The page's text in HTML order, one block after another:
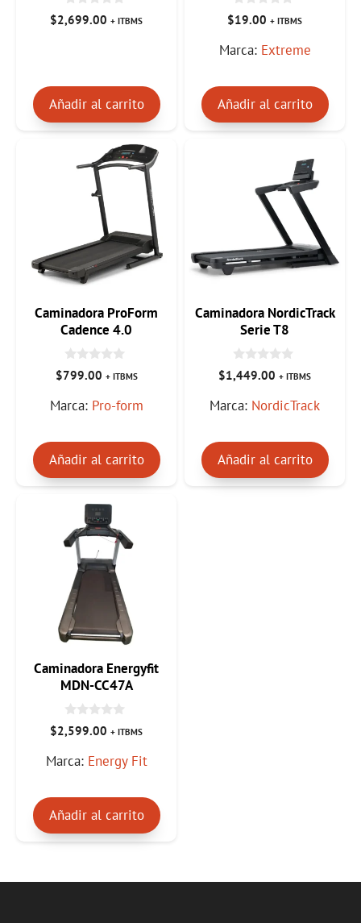
0
d
$2,699.00 + ITBMS
Añadir al carrito
0
d
5
$19.00 + ITBMS
Marca: Extreme
Añadir al carrito
Caminadora ProForm
Cadence 4.0
0
d
5
$799.00 + ITBMS
Marca: Pro-form
Añadir al carrito
Caminadora NordicTrack
Serie T8
0
d
5
$1,449.00 + ITBMS
Marca: NordicTrack
Añadir al carrito
Caminadora Energyfit
MDN-CC47A
0
d
5
$2,599.00 + ITBMS
Marca: Energy Fit
Añadir al carrito